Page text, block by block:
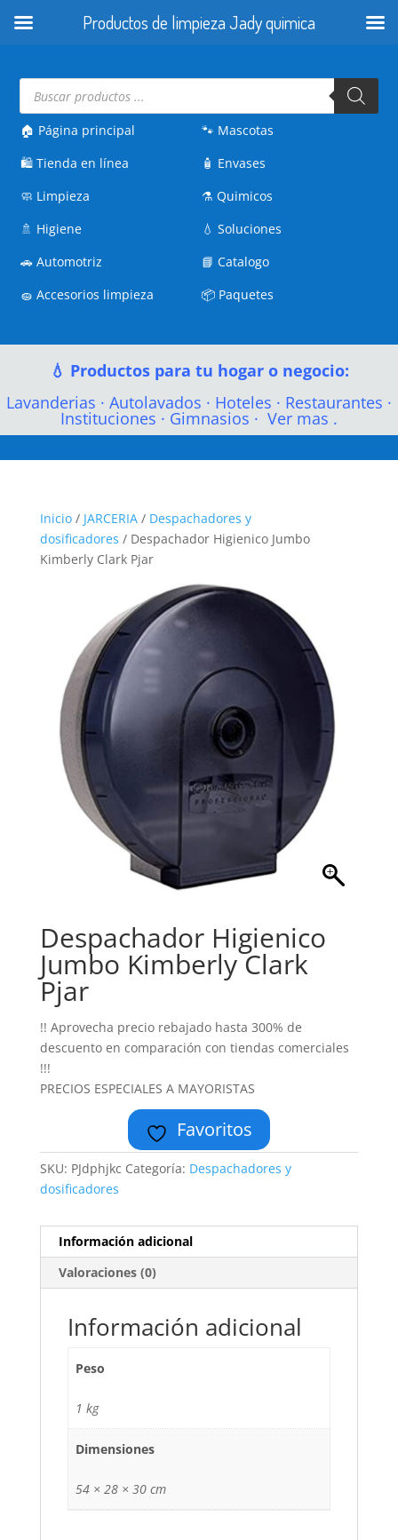
Búsqueda
productos
🏠 Página principal
🛍️Tienda en línea
🧼 Limpieza
🚿 Higiene
🚗Automotriz
🧽Accesorios limpieza
🐾 Mascotas
🧴 Envases
⚗️Quimicos
💧Soluciones
📘Catalogo
📦 Paquetes
💧 Productos para tu hogar o negocio:
Lavanderias · Autolavados · Hoteles · Restaurantes ·
Instituciones · Gimnasios · Ver mas .
Inicio/ JARCERIA/ Despachadores y
dosificadores / Despachador Higienico Jumbo
Kimberly Clark Pjar
Despachador Higienico
Jumbo Kimberly Clark
Pjar
!! Aprovecha precio rebajado hasta 300% de
descuento en comparación con tiendas comerciales
!!!
PRECIOS ESPECIALES A MAYORISTAS
Favoritos
SKU: PJdphjkc Categoría: Despachadores y
dosificadores
Información adicional
Valoraciones (0)
Información adicional
Peso
1 kg
Dimensiones
54 × 28 × 30 cm
Productos de limpieza Jady quimica